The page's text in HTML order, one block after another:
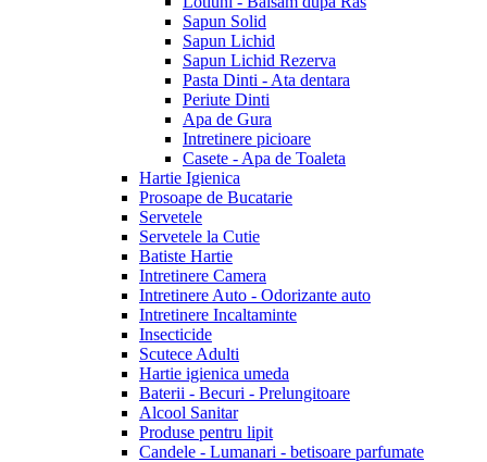
Sapun Solid
Sapun Lichid
Sapun Lichid Rezerva
Pasta Dinti - Ata dentara
Periute Dinti
Apa de Gura
Intretinere picioare
Casete - Apa de Toaleta
Hartie Igienica
Prosoape de Bucatarie
Servetele
Servetele la Cutie
Batiste Hartie
Intretinere Camera
Intretinere Auto - Odorizante auto
Intretinere Incaltaminte
Insecticide
Scutece Adulti
Hartie igienica umeda
Baterii - Becuri - Prelungitoare
Alcool Sanitar
Produse pentru lipit
Candele - Lumanari - betisoare parfumate